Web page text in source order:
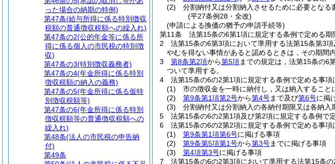
(2)
分割納付又は分割納入させるために必要となる
(平27条例28・全改)
(申請による換価の猶予の申請手続等)
第11条
法第15条の6第1項に規定する条例で定める期
2
法第15条の6第3項において準用する法第15条第3
やむを得ない事情があると認めるときは，その期間
3
第8条第2項から第5項までの規定は，法第15条の6
ついて準用する。
4
法第15条の6の2第1項に規定する条例で定める事項
(1)
市の徴収金を一時に納付し，又は納入するこ
(2)
第9条第1項第2号から第4号まで及び第6号に掲
(3)
分割納付又は分割納入の各納付期限又は各納
5
法第15条の6の2第1項及び第2項に規定する条例で
6
法第15条の6の2第2項に規定する条例で定める事項
(1)
第9条第1項第6号に掲げる事項
(2)
第9条第5項第1号から第3号までに掲げる事項
(3)
第4項第3号に掲げる事項
7
法第15条の6の2第3項において準用する法第15条
った場合の納期の特例)
第47条(給与所得に係る特別徴収
税額の普通徴収税額への繰入れ)
第47条の2(公的年金等に係る所
得に係る個人の市民税の特別徴
収)
第47条の3(特別徴収義務者)
第47条の4(年金所得に係る特別
徴収税額の納入の義務)
第47条の5(年金所得に係る仮特
別徴収税額等)
第47条の6(年金所得に係る特別
徴収税額等の普通徴収税額への
繰入れ)
第48条(法人の市民税の申告納
付)
第49条